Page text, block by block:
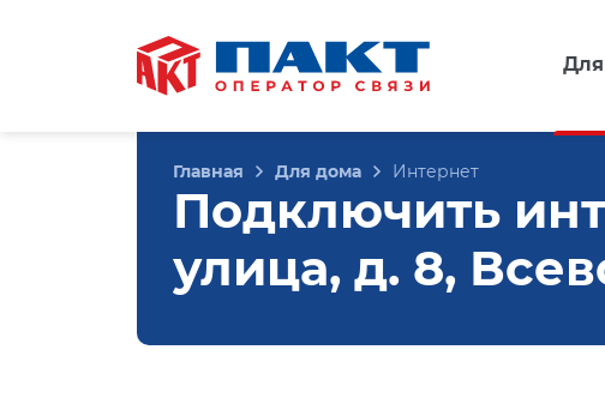
Главная Для дома Интернет
Подключить
улица, д. 8,